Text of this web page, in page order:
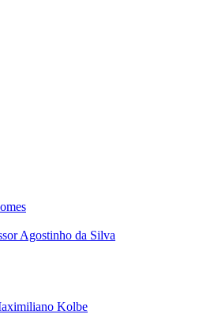
Agostinho da Silva
Kolbe